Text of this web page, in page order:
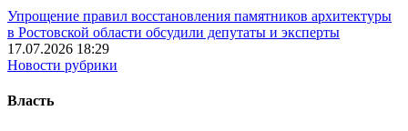
Упрощение правил восстановления памятников архитектуры
в Ростовской области обсудили депутаты и эксперты
17.07.2026 18:29
Новости рубрики
Власть